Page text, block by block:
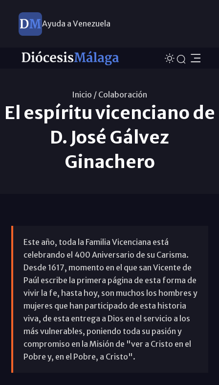
Ayuda a Venezuela
Inicio / Colaboración
El espíritu vicenciano de
D. José Gálvez
Ginachero
Este año, toda la Familia Vicenciana está
celebrando el 400 Aniversario de su Carisma.
Desde 1617, momento en el que san Vicente de
Paúl escribe la primera página de esta forma de
vivir la fe, hasta hoy, son muchos los hombres y
mujeres que han participado de esta historia
viva, de esta entrega a Dios en el servicio a los
más vulnerables, poniendo toda su pasión y
compromiso en la Misión de "ver a Cristo en el
Pobre y, en el Pobre, a Cristo".